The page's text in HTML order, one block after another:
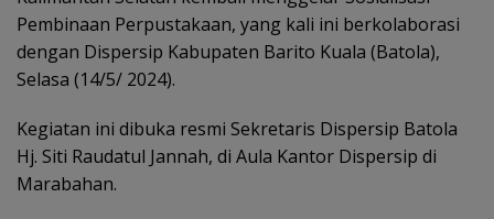
Pembinaan Perpustakaan, yang kali ini berkolaborasi
dengan Dispersip Kabupaten Barito Kuala (Batola),
Selasa (14/5/ 2024).
Kegiatan ini dibuka resmi Sekretaris Dispersip Batola
Hj. Siti Raudatul Jannah, di Aula Kantor Dispersip di
Marabahan.